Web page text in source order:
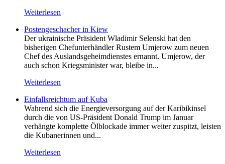
Weiterlesen
Postengeschacher in Kiew
Der ukrainische Präsident Wladimir Selenski hat den
bisherigen Chefunterhändler Rustem Umjerow zum neuen
Chef des Auslandsgeheimdienstes ernannt. Umjerow, der
auch schon Kriegsminister war, bleibe in...
Weiterlesen
Einfallsreichtum auf Kuba
Wahrend sich die Energieversorgung auf der Karibikinsel
durch die von US-Präsident Donald Trump im Januar
verhängte komplette Ölblockade immer weiter zuspitzt, leisten
die Kubanerinnen und...
Weiterlesen